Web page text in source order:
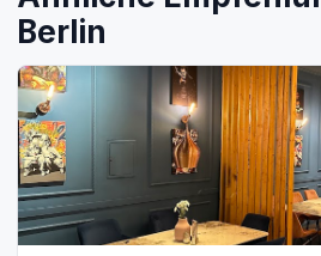
Berlin